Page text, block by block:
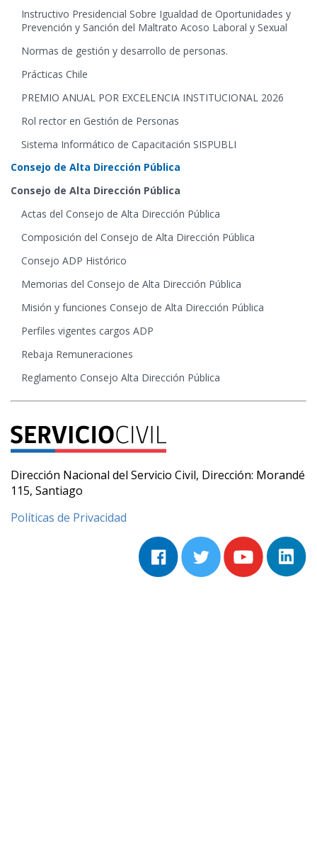
Instructivo Presidencial Sobre Igualdad de Oportunidades y
Prevención y Sanción del Maltrato Acoso Laboral y Sexual
Normas de gestión y desarrollo de personas.
Prácticas Chile
PREMIO ANUAL POR EXCELENCIA INSTITUCIONAL 2026
Rol rector en Gestión de Personas
Sistema Informático de Capacitación SISPUBLI
Consejo de Alta Dirección Pública
Consejo de Alta Dirección Pública
Actas del Consejo de Alta Dirección Pública
Composición del Consejo de Alta Dirección Pública
Consejo ADP Histórico
Memorias del Consejo de Alta Dirección Pública
Misión y funciones Consejo de Alta Dirección Pública
Perfiles vigentes cargos ADP
Rebaja Remuneraciones
Reglamento Consejo Alta Dirección Pública
Dirección Nacional del Servicio Civil, Dirección: Morandé
115, Santiago
Políticas de Privacidad